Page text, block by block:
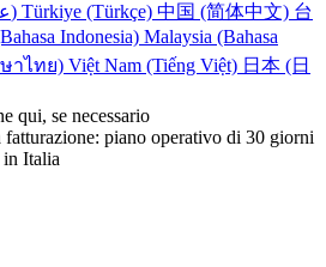
UAE (عربي) Türkiye (Türkçe) 中国 (简体中文) 台
Indonesia) Malaysia (Bahasa
าไทย) Việt Nam (Tiếng Việt) 日本 (日
qui, se necessario
piano operativo di 30 giorni
Italia